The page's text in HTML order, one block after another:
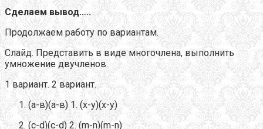
Сделаем вывод…..
Продолжаем работу по вариантам.
Слайд. Представить в виде многочлена, выполнить
умножение двучленов.
1 вариант. 2 вариант.
(а-в)(а-в) 1. (х-у)(х-у)
(с-d)(c-d) 2. (m-n)(m-n)